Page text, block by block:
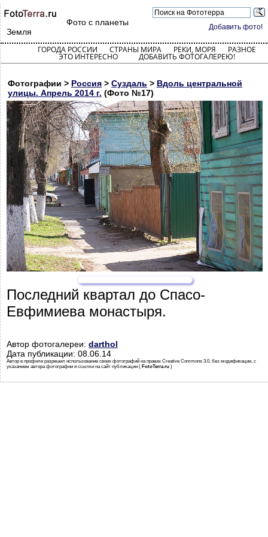
Добавить фото!
Фото с планеты
Земля
ГОРОДА РОССИИ СТРАНЫ МИРА РЕКИ, МОРЯ РАЗНОЕ
ЭТО ИНТЕРЕСНО ДОБАВИТЬ ФОТОГАЛЕРЕЮ!
Фотографии > Россия > Суздаль > Вдоль центральной
улицы. Апрель 2014 г. (Фото №17)
Последний квартал до Спасо-
Евфимиева монастыря.
Автор фотогалереи: darthol
Дата публикации: 08.06.14
Автор в профиле разрешил использование своих фотографий на правах Creative Commons 3.0, без модификации, с
указанием автора фотографии и ссылки на сайт публикации ( FotoTerra.ru )